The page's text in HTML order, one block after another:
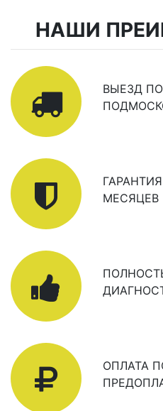
НАШИ
ВЫЕЗД
МЕСЯЦЕВ
ОПЛАТА